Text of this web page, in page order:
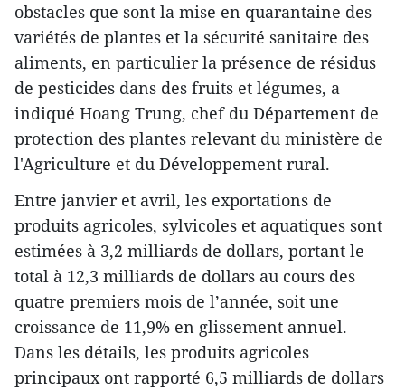
obstacles que sont la mise en quarantaine des
variétés de plantes et la sécurité sanitaire des
aliments, en particulier la présence de résidus
de pesticides dans des fruits et légumes, a
indiqué Hoang Trung, chef du Département de
protection des plantes relevant du ministère de
l'Agriculture et du Développement rural.
Entre janvier et avril, les exportations de
produits agricoles, sylvicoles et aquatiques sont
estimées à 3,2 milliards de dollars, portant le
total à 12,3 milliards de dollars au cours des
quatre premiers mois de l’année, soit une
croissance de 11,9% en glissement annuel.
Dans les détails, les produits agricoles
principaux ont rapporté 6,5 milliards de dollars